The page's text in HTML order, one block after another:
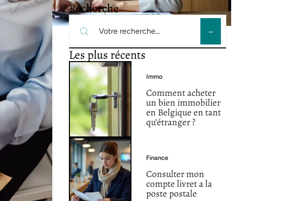
Recherche
Les plus récents
Immo
Comment acheter
un bien immobilier
en Belgique en tant
qu’étranger ?
Finance
Consulter mon
compte livret a la
poste postale